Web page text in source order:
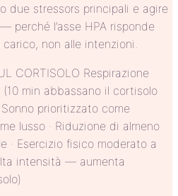
due stressors principali e agire
perché l’asse HPA risponde
non alle intenzioni.
CORTISOLO Respirazione
min abbassano il cortisolo
prioritizzato come
lusso · Riduzione di almeno
· Esercizio fisico moderato a
intensità — aumenta